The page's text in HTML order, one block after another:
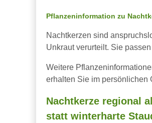
Pflanzeninformation zu
Nachtkerzen sind
Unkraut verurteilt. Sie
Weitere
erhalten Sie im persönlichen
Nachtkerze regional
statt winterharte